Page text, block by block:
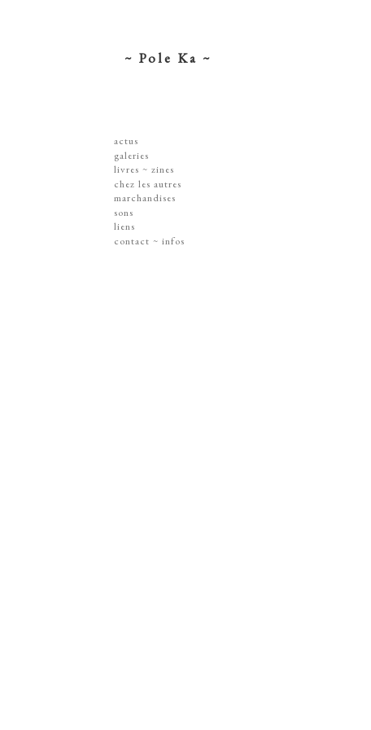
~ Pole Ka ~
actus
galeries
dessins ~ illustrations
affiches ~ concerts ~ disques
gravures
peintures
dissections ~ découpes
jouets ~ objets
livres ~ zines
chez les autres
marchandises
sérigraphies
livres & zines
gravures
sons
liens
contact ~ infos